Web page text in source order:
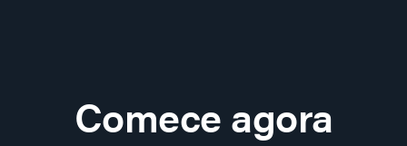
Comece agora